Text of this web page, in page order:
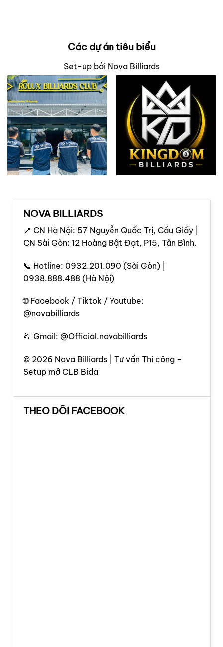
Các dự án tiêu biểu
Set-up bởi Nova Billiards
NOVA BILLIARDS
📍 CN Hà Nội: 57 Nguyễn Quốc Trị, Cầu Giấy |
CN Sài Gòn: 12 Hoàng Bật Đạt, P15, Tân Bình.
📞 Hotline: 0932.201.090 (Sài Gòn) |
0938.888.488 (Hà Nội)
🌐 Facebook / Tiktok / Youtube:
@novabilliards
📂 Gmail: @Official.novabilliards
© 2026 Nova Billiards | Tư vấn Thi công –
Setup mở CLB Bida
THEO DÕI FACEBOOK